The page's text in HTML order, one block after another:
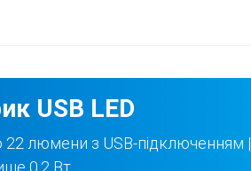
USB LED
люмени з USB-підключенням |
0,2 Вт